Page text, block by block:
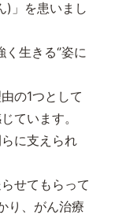
)」を患いまし
生きる‘’姿に
の1つとして
ています。
に支えられ
せてもらって
り、がん治療